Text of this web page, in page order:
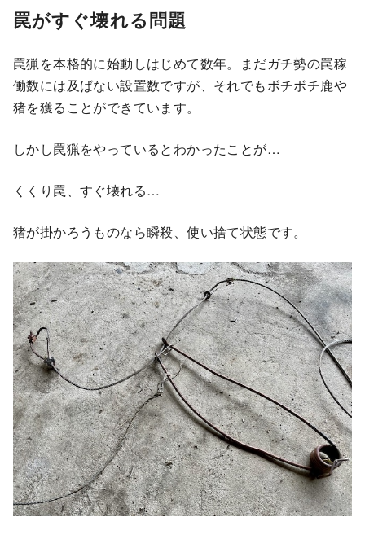
罠がすぐ壊れる問題
罠猟を本格的に始動しはじめて数年。まだガチ勢の罠稼
働数には及ばない設置数ですが、それでもボチボチ鹿や
猪を獲ることができています。
しかし罠猟をやっているとわかったことが…
くくり罠、すぐ壊れる…
猪が掛かろうものなら瞬殺、使い捨て状態です。